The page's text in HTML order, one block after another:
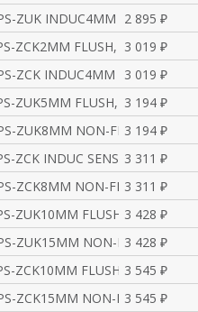
ZUK INDUC4MM NON-FL
2 895 ₽
ZCK2MM FLUSH, PNP,
3 019 ₽
ZCK INDUC4MM NON-FL
3 019 ₽
ZUK5MM FLUSH, PNP,
3 194 ₽
ZUK8MM NON-FLUSH, P
3 194 ₽
ZCK INDUC SENS5MM F
3 311 ₽
ZCK8MM NON-FLUSH, P
3 311 ₽
ZUK10MM FLUSH, PNP,
3 428 ₽
ZUK15MM NON-FLUSH,
3 428 ₽
ZCK10MM FLUSH, PNP,
3 545 ₽
ZCK15MM NON-FLUSH,
3 545 ₽